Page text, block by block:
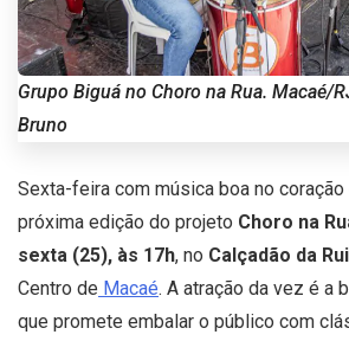
Grupo Biguá no Choro na Rua. Macaé/
Bruno
Sexta-feira com música boa no
próxima edição do projeto Choro na
sexta (25), às 17h, no Calçadão da
Centro de Macaé. A atração da vez é a
que promete embalar o público com